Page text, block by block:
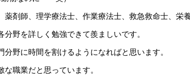
剤師、理学療法士、作業療法士、救急救命士、
野を詳しく勉強できて羨ましいです。
野に時間を割けるようになればと思います。
職業だと思っています。